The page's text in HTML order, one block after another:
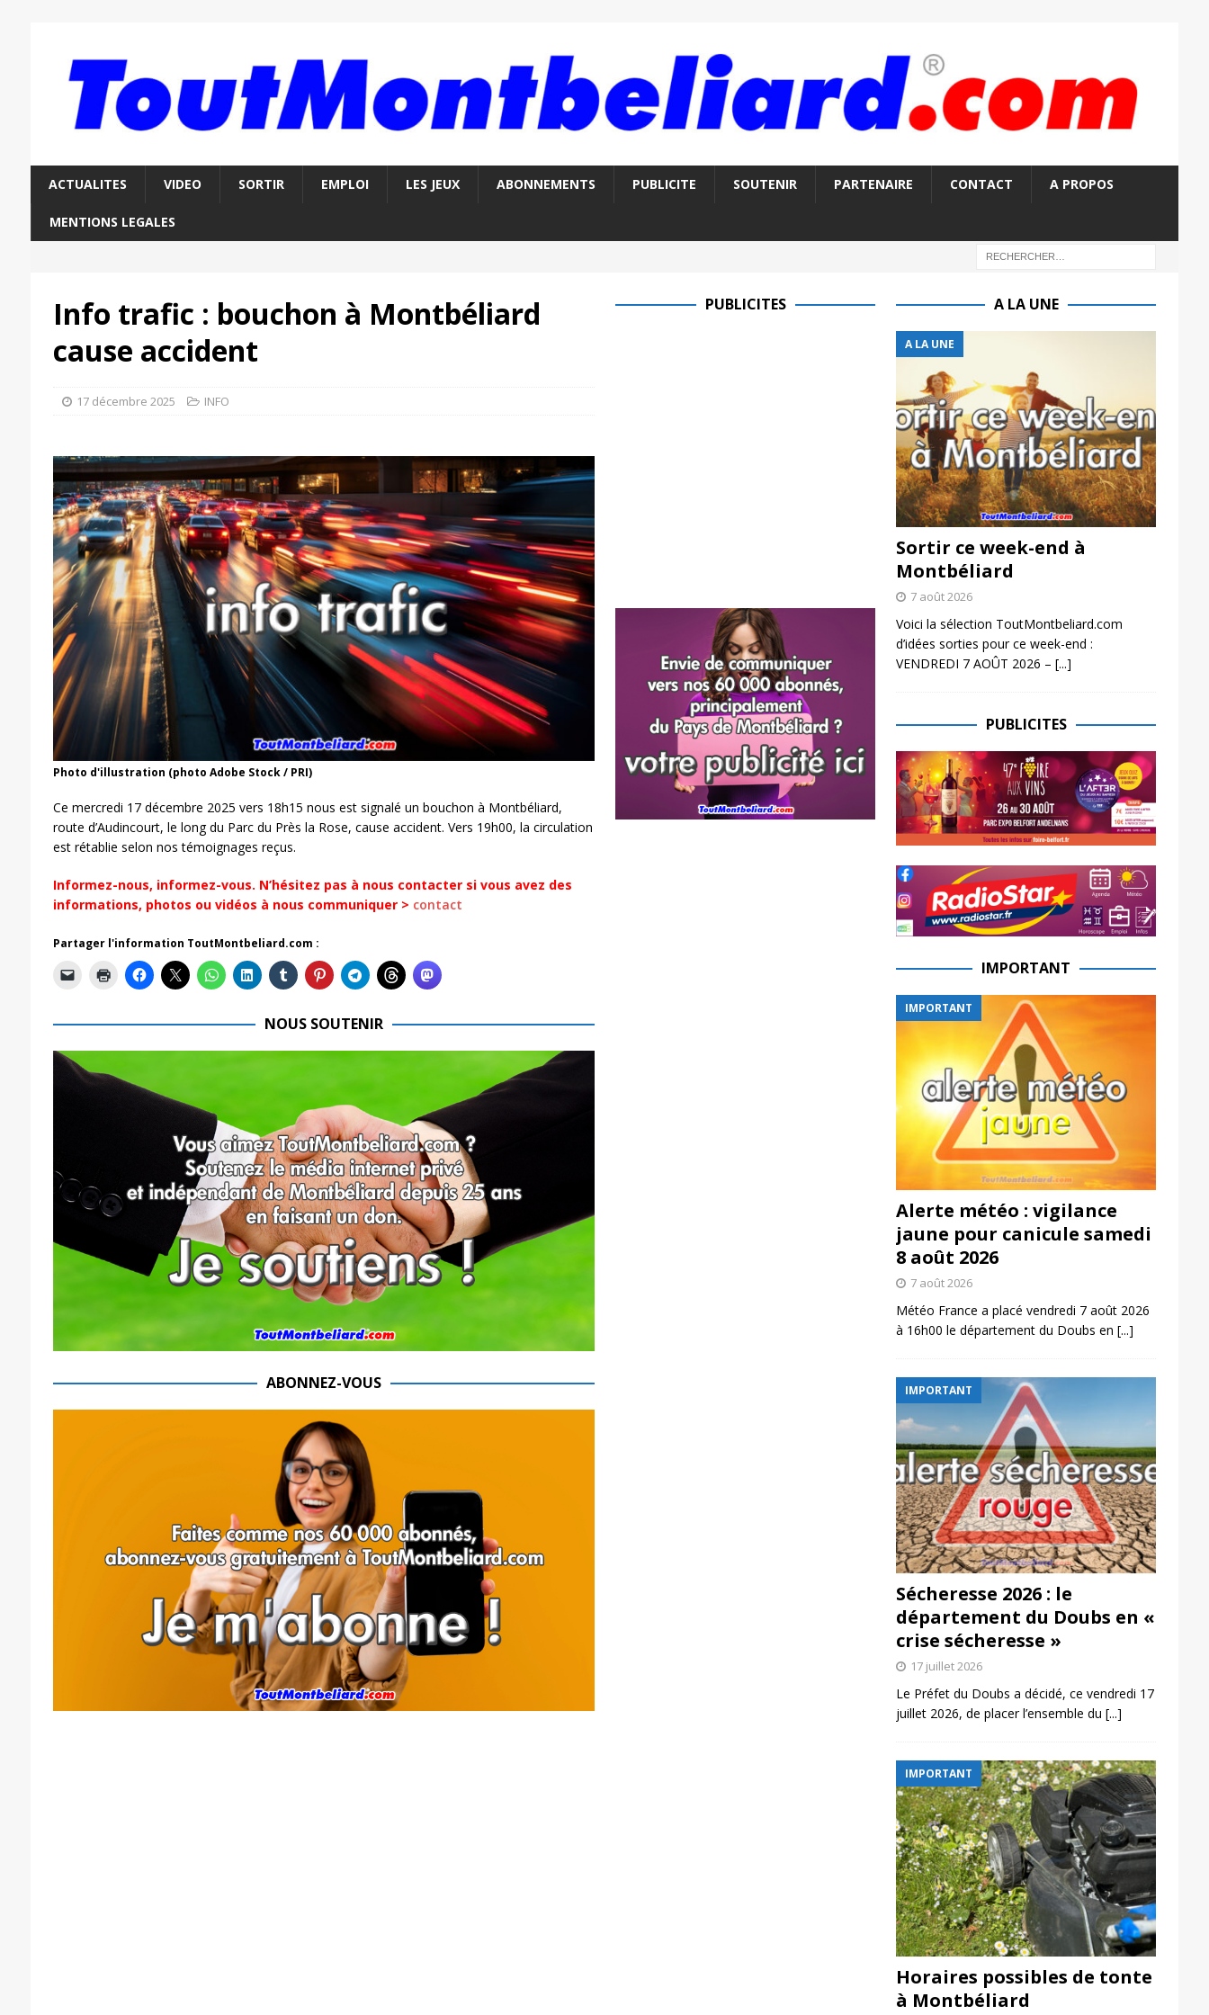
ACTUALITES VIDEO SORTIR EMPLOI LES JEUX ABONNEMENTS PUBLICITE SOUTENIR PARTENAIRE CONTACT A PROPOS
MENTIONS LEGALES
Info trafic : bouchon à Montbéliard
cause accident
17 décembre 2025 INFO
Photo d'illustration (photo Adobe Stock / PRI)
Ce mercredi 17 décembre 2025 vers 18h15 nous est signalé un bouchon à Montbéliard,
route d’Audincourt, le long du Parc du Près la Rose, cause accident. Vers 19h00, la circulation
est rétablie selon nos témoignages reçus.
Informez-nous, informez-vous. N’hésitez pas à nous contacter si vous avez des
informations, photos ou vidéos à nous communiquer > contact
Partager l'information ToutMontbeliard.com :
NOUS SOUTENIR
ABONNEZ-VOUS
PUBLICITES A LA UNE
A LA UNE
Sortir ce week-end à
Montbéliard
7 août 2026
Voici la sélection ToutMontbeliard.com
d’idées sorties pour ce week-end :
VENDREDI 7 AOÛT 2026 – [...]
PUBLICITES
IMPORTANT
IMPORTANT
Alerte météo : vigilance
jaune pour canicule samedi
8 août 2026
7 août 2026
Météo France a placé vendredi 7 août 2026
à 16h00 le département du Doubs en [...]
IMPORTANT
Sécheresse 2026 : le
département du Doubs en «
crise sécheresse »
17 juillet 2026
Le Préfet du Doubs a décidé, ce vendredi 17
juillet 2026, de placer l’ensemble du [...]
IMPORTANT
Horaires possibles de tonte
à Montbéliard